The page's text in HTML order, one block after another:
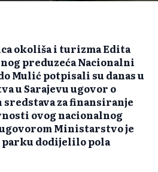
okoliša i turizma Edita
preduzeća Nacionalni
Mulić potpisali su danas u
u Sarajevu ugovor o
za finansiranje
ovog nacionalnog
Ministarstvo je
parku dodijelilo pola